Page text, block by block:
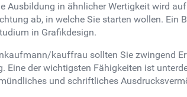
Ausbildung in ähnlicher Wertigkeit wird
ab, in welche Sie starten wollen. Ein
in Grafikdesign.
kauffrau sollten Sie zwingend
Eine der wichtigsten Fähigkeiten ist
und schriftliches